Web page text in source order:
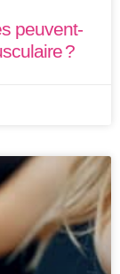
peuvent-
?